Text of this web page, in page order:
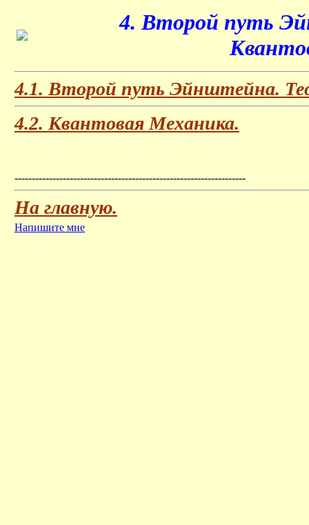
4. Второй путь
4.1. Второй путь Эйнштейна.
4.2. Квантовая Механика.
-------------------------------------------------------------------
На главную.
Напишите мне